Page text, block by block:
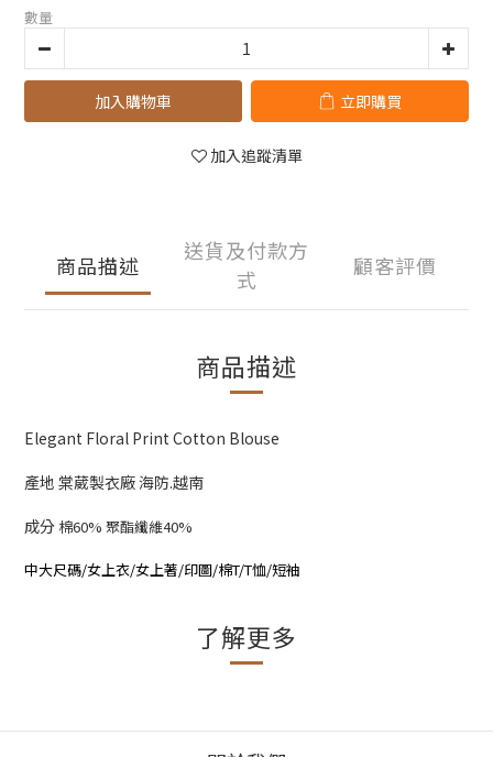
數量
加入購物車 立即購買
加入追蹤清單
商品描述
送貨及付款方
式
顧客評價
商品描述
Elegant Floral Print Cotton Blouse
產地 棠葳製衣廠 海防.越南
成分 棉60% 聚酯纖維40%
中大尺碼/女上衣/女上著/印圖/棉T/T恤/短袖
了解更多